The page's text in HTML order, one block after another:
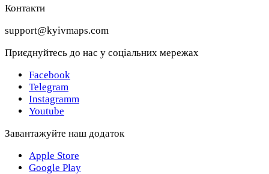
Контакти
support@kyivmaps.com
Приєднуйтесь до нас у соціальних мережах
Facebook
Telegram
Instagramm
Youtube
Завантажуйте наш додаток
Apple Store
Google Play